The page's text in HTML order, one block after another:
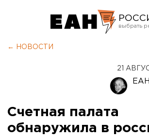
← НОВОСТИ
21
Счетная палата
обнаружила в